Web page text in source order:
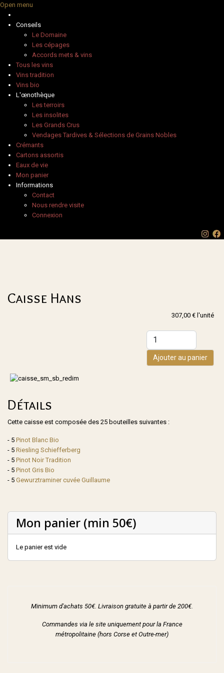
Open menu
Conseils
Le Domaine
Les cépages
Accords mets & vins
Tous les vins
Vins tradition
Vins bio
L'œnothèque
Les terroirs
Les insolites
Les Grands Crus
Vendages Tardives & Sélections de Grains Nobles
Crémants
Cartons assortis
Eaux de vie
Mon panier
Informations
Contact
Nous rendre visite
Connexion
Caisse Hans
307,00 € l'unité
Ajouter au panier
Détails
Cette caisse est composée des 25 bouteilles suivantes :
- 5 Pinot Blanc Bio
- 5 Riesling Schiefferberg
- 5 Pinot Noir Tradition
- 5 Pinot Gris Bio
- 5 Gewurztraminer cuvée Guillaume
Mon panier (min 50€)
Le panier est vide
Minimum d'achats 50€. Livraison gratuite à partir de 200€.
Commandes via le site uniquement pour la France
métropolitaine (hors Corse et Outre-mer)